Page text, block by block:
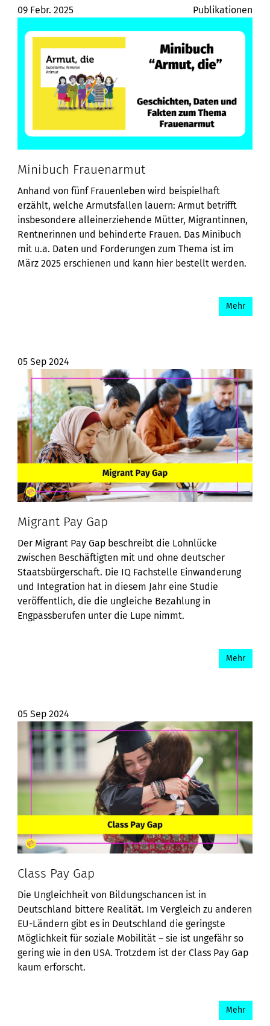
Publikationen
09 Febr. 2025
Minibuch Frauenarmut
Anhand von fünf Frauenleben wird beispielhaft
erzählt, welche Armutsfallen lauern: Armut betrifft
insbesondere alleinerziehende Mütter, Migrantinnen,
Rentnerinnen und behinderte Frauen. Das Minibuch
mit u.a. Daten und Forderungen zum Thema ist im
März 2025 erschienen und kann hier bestellt werden.
Mehr
05 Sep 2024
Migrant Pay Gap
Der Migrant Pay Gap beschreibt die Lohnlücke
zwischen Beschäftigten mit und ohne deutscher
Staatsbürgerschaft. Die IQ Fachstelle Einwanderung
und Integration hat in diesem Jahr eine Studie
veröffentlich, die die ungleiche Bezahlung in
Engpassberufen unter die Lupe nimmt.
Mehr
05 Sep 2024
Class Pay Gap
Die Ungleichheit von Bildungschancen ist in
Deutschland bittere Realität. Im Vergleich zu anderen
EU-Ländern gibt es in Deutschland die geringste
Möglichkeit für soziale Mobilität – sie ist ungefähr so
gering wie in den USA. Trotzdem ist der Class Pay Gap
kaum erforscht.
Mehr